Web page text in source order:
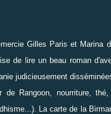
Gilles Paris et Marina
de lire un beau roman
judicieusement
de Rangoon, nourriture,
La carte de la